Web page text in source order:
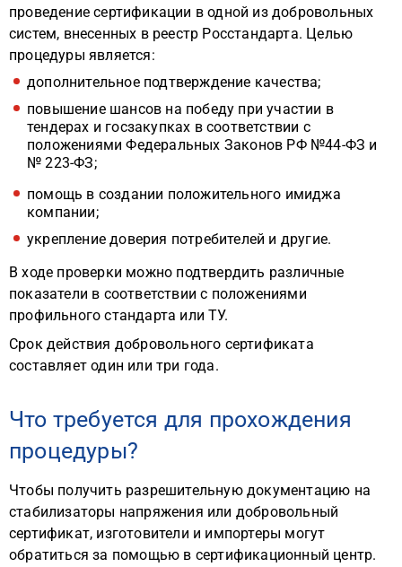
проведение сертификации в одной из добровольных
систем, внесенных в реестр Росстандарта. Целью
процедуры является:
дополнительное подтверждение качества;
повышение шансов на победу при участии в
тендерах и госзакупках в соответствии с
положениями Федеральных Законов РФ №44-ФЗ и
№ 223-ФЗ;
помощь в создании положительного имиджа
компании;
укрепление доверия потребителей и другие.
В ходе проверки можно подтвердить различные
показатели в соответствии с положениями
профильного стандарта или ТУ.
Срок действия добровольного сертификата
составляет один или три года.
Что требуется для прохождения
процедуры?
Чтобы получить разрешительную документацию на
стабилизаторы напряжения или добровольный
сертификат, изготовители и импортеры могут
обратиться за помощью в сертификационный центр.